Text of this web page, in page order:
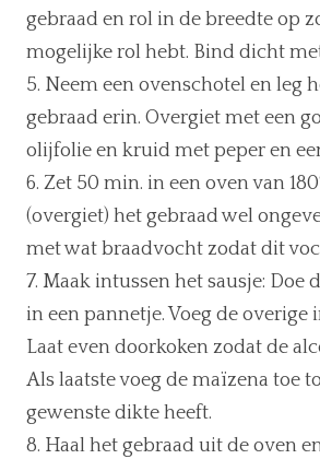
gebraad en rol in de breedte op
mogelijke rol hebt. Bind dicht
Neem een ovenschotel en leg
gebraad erin. Overgiet met een
olijfolie en kruid met peper en
Zet 50 min. in een oven van
(overgiet) het gebraad wel
met wat braadvocht zodat dit
Maak intussen het sausje: Doe
in een pannetje. Voeg de overige
Laat even doorkoken zodat de
Als laatste voeg de maïzena toe
gewenste dikte heeft.
Haal het gebraad uit de oven